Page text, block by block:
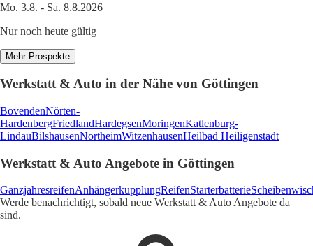
Mo. 3.8. - Sa. 8.8.2026
Nur noch heute gültig
Mehr Prospekte
Werkstatt & Auto in der Nähe von Göttingen
BovendenNörten-
HardenbergFriedlandHardegsenMoringenKatlenburg-
LindauBilshausenNortheimWitzenhausenHeilbad Heiligenstadt
Werkstatt & Auto Angebote in Göttingen
GanzjahresreifenAnhängerkupplungReifenStarterbatterie
Werde benachrichtigt, sobald neue Werkstatt & Auto Angebote da
sind.